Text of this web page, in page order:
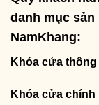
danh mục
NamKhang:
Khóa cửa
Khóa cửa chính